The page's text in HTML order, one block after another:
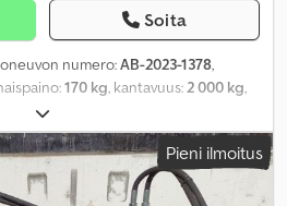
Soita
numero:AB-2023-1378,
170 kg, kantavuus:2 000 kg,
leveys (max):
Pieni ilmoitus